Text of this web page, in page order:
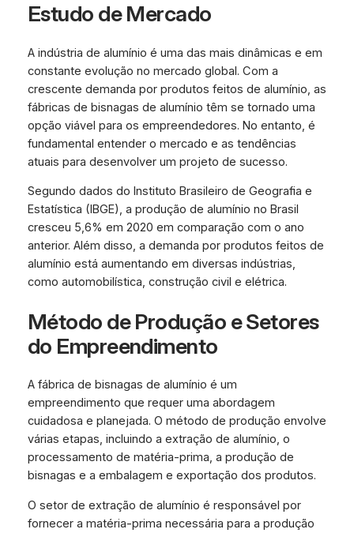
Estudo de Mercado
A indústria de alumínio é uma das mais dinâmicas e em
constante evolução no mercado global. Com a
crescente demanda por produtos feitos de alumínio, as
fábricas de bisnagas de alumínio têm se tornado uma
opção viável para os empreendedores. No entanto, é
fundamental entender o mercado e as tendências
atuais para desenvolver um projeto de sucesso.
Segundo dados do Instituto Brasileiro de Geografia e
Estatística (IBGE), a produção de alumínio no Brasil
cresceu 5,6% em 2020 em comparação com o ano
anterior. Além disso, a demanda por produtos feitos de
alumínio está aumentando em diversas indústrias,
como automobilística, construção civil e elétrica.
Método de Produção e Setores
do Empreendimento
A fábrica de bisnagas de alumínio é um
empreendimento que requer uma abordagem
cuidadosa e planejada. O método de produção envolve
várias etapas, incluindo a extração de alumínio, o
processamento de matéria-prima, a produção de
bisnagas e a embalagem e exportação dos produtos.
O setor de extração de alumínio é responsável por
fornecer a matéria-prima necessária para a produção